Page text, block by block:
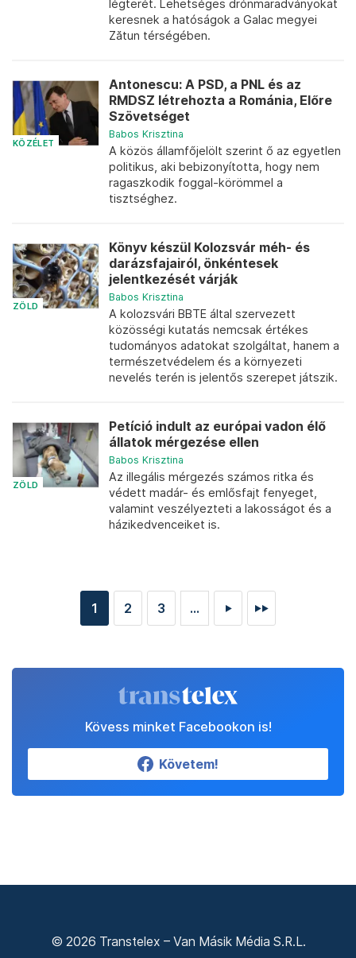
légterét. Lehetséges drónmaradványokat
keresnek a hatóságok a Galac megyei
Zătun térségében.
KÖZÉLET
Antonescu: A PSD, a PNL és az
RMDSZ létrehozta a Románia, Előre
Szövetséget
Babos Krisztina
A közös államfőjelölt szerint ő az egyetlen
politikus, aki bebizonyította, hogy nem
ragaszkodik foggal-körömmel a
tisztséghez.
ZÖLD
Könyv készül Kolozsvár méh- és
darázsfajairól, önkéntesek
jelentkezését várják
Babos Krisztina
A kolozsvári BBTE által szervezett
közösségi kutatás nemcsak értékes
tudományos adatokat szolgáltat, hanem a
természetvédelem és a környezeti
nevelés terén is jelentős szerepet játszik.
ZÖLD
Petíció indult az európai vadon élő
állatok mérgezése ellen
Babos Krisztina
Az illegális mérgezés számos ritka és
védett madár- és emlősfajt fenyeget,
valamint veszélyezteti a lakosságot és a
házikedvenceiket is.
1 2 3 ... ► ►►
Kövess minket Facebookon is!
Követem!
© 2026 Transtelex – Van Másik Média S.R.L.